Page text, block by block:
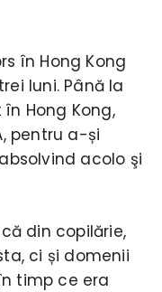
în Hong Kong
luni. Până la
Hong Kong,
pentru a-și
acolo şi
din copilărie,
ci și domenii
timp ce era